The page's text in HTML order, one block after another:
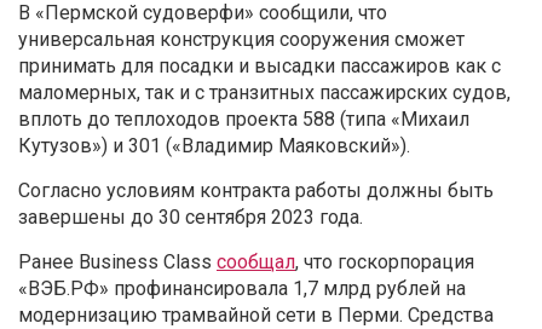
В «Пермской судоверфи» сообщили, что
универсальная конструкция сооружения сможет
принимать для посадки и высадки пассажиров как с
маломерных, так и с транзитных пассажирских судов,
вплоть до теплоходов проекта 588 (типа «Михаил
Кутузов») и 301 («Владимир Маяковский»).
Согласно условиям контракта работы должны быть
завершены до 30 сентября 2023 года.
Ранее Business Class сообщал, что госкорпорация
«ВЭБ.РФ» профинансировала 1,7 млрд рублей на
модернизацию трамвайной сети в Перми. Средства